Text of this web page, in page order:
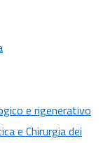
e rigenerativo
e Chirurgia dei